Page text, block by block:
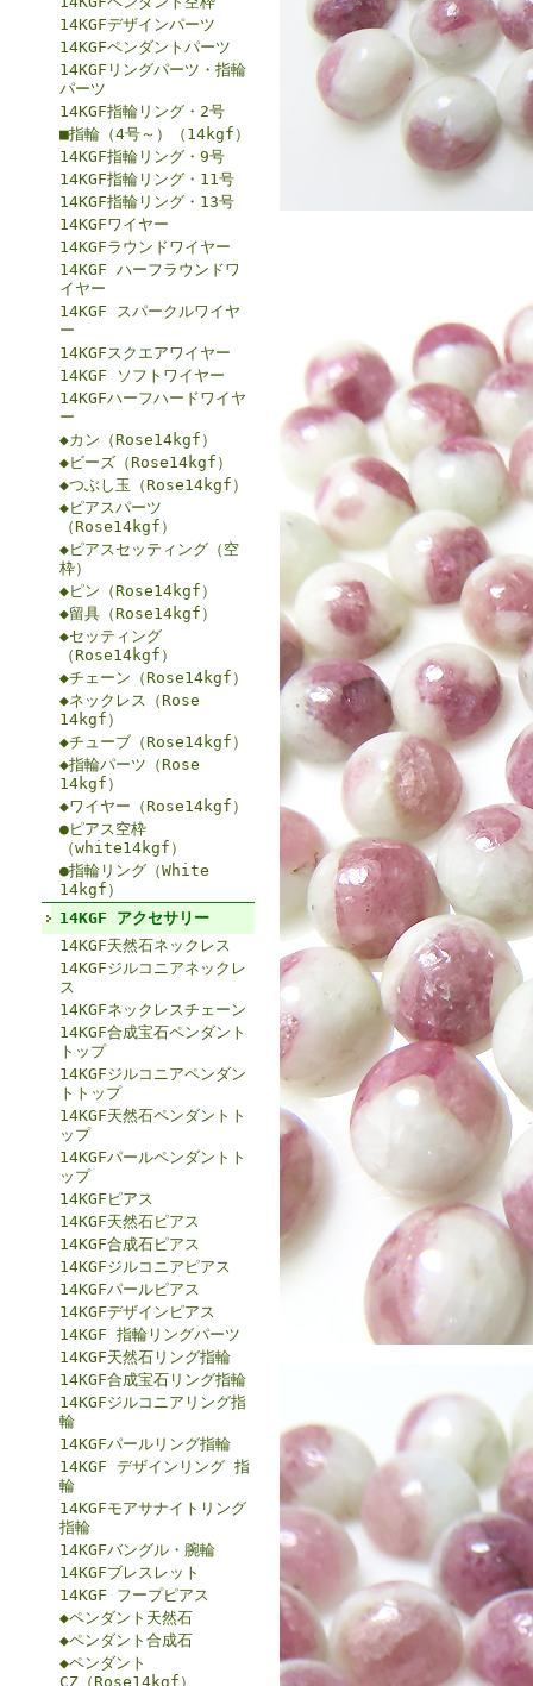
14KGFデザインパーツ
14KGFペンダントパーツ
14KGFリングパーツ・指輪
パーツ
14KGF指輪リング・2号
■指輪（4号～）（14kgf）
14KGF指輪リング・9号
14KGF指輪リング・11号
14KGF指輪リング・13号
14KGFワイヤー
14KGFラウンドワイヤー
14KGF ハーフラウンドワ
イヤー
14KGF スパークルワイヤ
ー
14KGFスクエアワイヤー
14KGF ソフトワイヤー
14KGFハーフハードワイヤ
ー
◆カン（Rose14kgf）
◆ビーズ（Rose14kgf）
◆つぶし玉（Rose14kgf）
◆ピアスパーツ
（Rose14kgf）
◆ピアスセッティング（空
枠）
◆ピン（Rose14kgf）
◆留具（Rose14kgf）
◆セッティング
（Rose14kgf）
◆チェーン（Rose14kgf）
◆ネックレス（Rose
14kgf）
◆チューブ（Rose14kgf）
◆指輪パーツ（Rose
14kgf）
◆ワイヤー（Rose14kgf）
●ピアス空枠
（white14kgf）
●指輪リング（White
14kgf）
14KGF アクセサリー
14KGF天然石ネックレス
14KGFジルコニアネックレ
ス
14KGFネックレスチェーン
14KGF合成宝石ペンダント
トップ
14KGFジルコニアペンダン
トトップ
14KGF天然石ペンダントト
ップ
14KGFパールペンダントト
ップ
14KGFピアス
14KGF天然石ピアス
14KGF合成石ピアス
14KGFジルコニアピアス
14KGFパールピアス
14KGFデザインピアス
14KGF 指輪リングパーツ
14KGF天然石リング指輪
14KGF合成宝石リング指輪
14KGFジルコニアリング指
輪
14KGFパールリング指輪
14KGF デザインリング 指
輪
14KGFモアサナイトリング
指輪
14KGFバングル・腕輪
14KGFブレスレット
14KGF フープピアス
◆ペンダント天然石
◆ペンダント合成石
◆ペンダント
CZ（Rose14kgf）